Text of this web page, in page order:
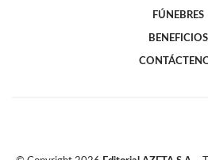
FÚNEBRES
BENEFICIOS